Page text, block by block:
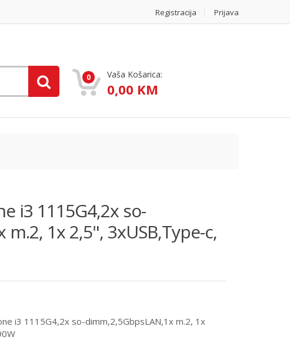
Registracija Prijava
0 Vaša Košarica:
0,00 KM
i3 1115G4,2x so-
1x 2,5", 3xUSB,Type-c,
i3 1115G4,2x so-dimm,2,5GbpsLAN,1x m.2, 1x